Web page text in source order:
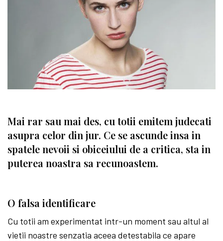
Mai rar sau mai des, cu totii emitem judecati
asupra celor din jur. Ce se ascunde insa in
spatele nevoii si obiceiului de a critica, sta in
puterea noastra sa recunoastem.
O falsa identificare
Cu totii am experimentat intr-un moment sau altul al
vietii noastre senzatia aceea detestabila ce apare